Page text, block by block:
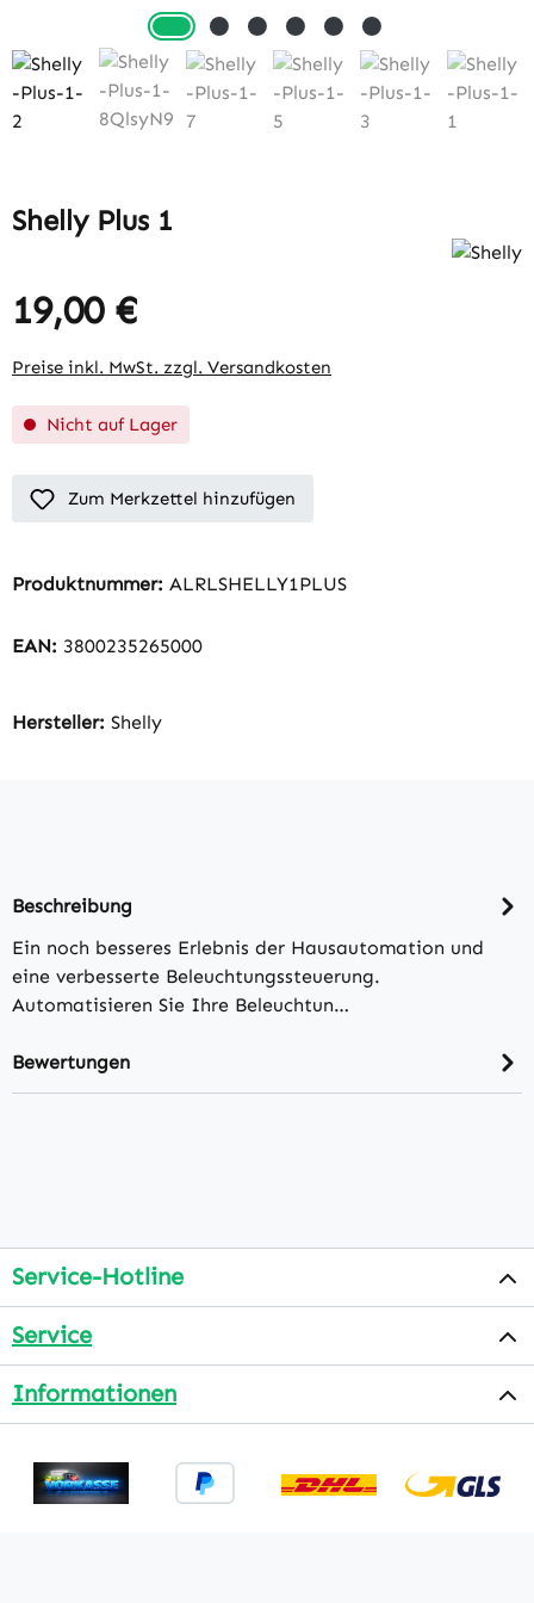
Shelly Plus 1
19,00 €
Preise inkl. MwSt. zzgl. Versandkosten
Nicht auf Lager
Zum Merkzettel hinzufügen
Produktnummer: ALRLSHELLY1PLUS
EAN: 3800235265000
Hersteller: Shelly
Beschreibung
Ein noch besseres Erlebnis der Hausautomation und
eine verbesserte Beleuchtungssteuerung.
Automatisieren Sie Ihre Beleuchtun…
Bewertungen
Service-Hotline
Service
Informationen